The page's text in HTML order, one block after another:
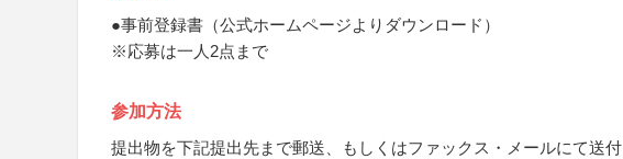
●事前登録書（公式ホームページよりダウンロード）
※応募は一人2点まで
参加方法
提出物を下記提出先まで郵送、もしくはファックス・メールにて送付